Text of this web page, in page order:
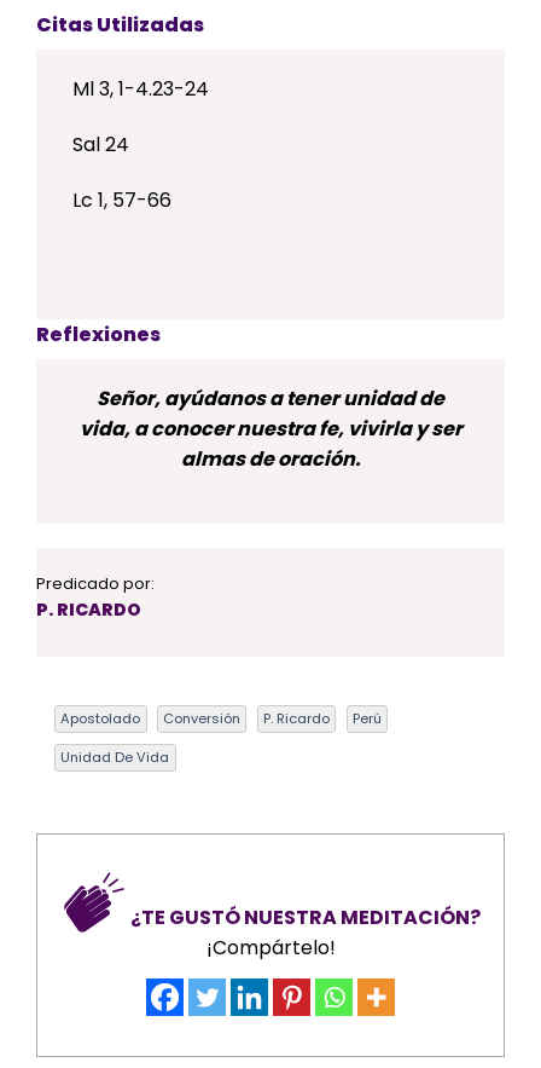
Citas Utilizadas
Ml 3, 1-4.23-24
Sal 24
Lc 1, 57-66
Reflexiones
Señor, ayúdanos a tener unidad de
vida, a conocer nuestra fe, vivirla y ser
almas de oración.
Predicado por:
P. RICARDO
Apostolado Conversión P. Ricardo Perú
Unidad De Vida
¿TE GUSTÓ NUESTRA MEDITACIÓN?
¡Compártelo!